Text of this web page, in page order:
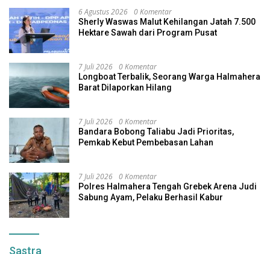
6 Agustus 2026 0 Komentar
Sherly Waswas Malut Kehilangan Jatah 7.500
Hektare Sawah dari Program Pusat
7 Juli 2026 0 Komentar
Longboat Terbalik, Seorang Warga Halmahera
Barat Dilaporkan Hilang
7 Juli 2026 0 Komentar
Bandara Bobong Taliabu Jadi Prioritas,
Pemkab Kebut Pembebasan Lahan
7 Juli 2026 0 Komentar
Polres Halmahera Tengah Grebek Arena Judi
Sabung Ayam, Pelaku Berhasil Kabur
Sastra